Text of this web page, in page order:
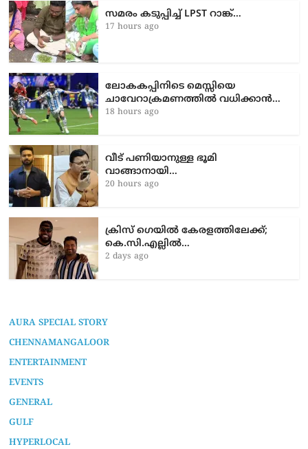
സമരം കടുപ്പിച്ച് LPST റാങ്ക്…
17 hours ago
ലോകകപ്പിനിടെ മെസ്സിയെ
ചാവേറാക്രമണത്തിൽ വധിക്കാൻ…
18 hours ago
വീട് പണിയാനുള്ള ഭൂമി
വാങ്ങാനായി…
20 hours ago
ക്രിസ് ഗെയിൽ കേരളത്തിലേക്ക്;
കെ.സി.എല്ലിൽ…
2 days ago
AURA SPECIAL STORY
CHENNAMANGALOOR
ENTERTAINMENT
EVENTS
GENERAL
GULF
HYPERLOCAL